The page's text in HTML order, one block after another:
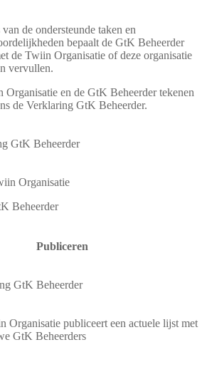
de ondersteunde taken en
bepaalt de GtK Beheerder
de Twiin Organisatie of deze organisatie
vervullen.
Organisatie en de GtK Beheerder tekenen
de Verklaring GtK Beheerder.
GtK Beheerder
Organisatie
Beheerder
Publiceren
GtK Beheerder
Organisatie publiceert een actuele lijst met
GtK Beheerders